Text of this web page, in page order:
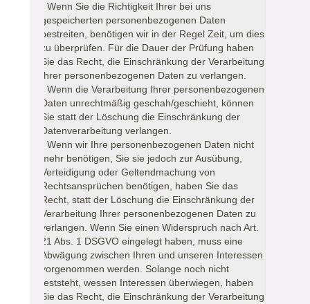
- Wenn Sie die Richtigkeit Ihrer bei uns
gespeicherten personenbezogenen Daten
bestreiten, benötigen wir in der Regel Zeit, um dies
zu überprüfen. Für die Dauer der Prüfung haben
Sie das Recht, die Einschränkung der Verarbeitung
Ihrer personenbezogenen Daten zu verlangen.
- Wenn die Verarbeitung Ihrer personenbezogenen
Daten unrechtmäßig geschah/geschieht, können
Sie statt der Löschung die Einschränkung der
Datenverarbeitung verlangen.
- Wenn wir Ihre personenbezogenen Daten nicht
mehr benötigen, Sie sie jedoch zur Ausübung,
Verteidigung oder Geltendmachung von
Rechtsansprüchen benötigen, haben Sie das
Recht, statt der Löschung die Einschränkung der
Verarbeitung Ihrer personenbezogenen Daten zu
verlangen. Wenn Sie einen Widerspruch nach Art.
21 Abs. 1 DSGVO eingelegt haben, muss eine
Abwägung zwischen Ihren und unseren Interessen
vorgenommen werden. Solange noch nicht
feststeht, wessen Interessen überwiegen, haben
Sie das Recht, die Einschränkung der Verarbeitung